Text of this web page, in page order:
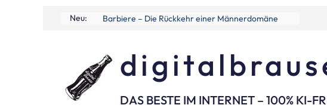
Neu: Barbiere – Die Rückkehr einer Männerdomäne
DAS BESTE IM INTERNET – 100% KI-